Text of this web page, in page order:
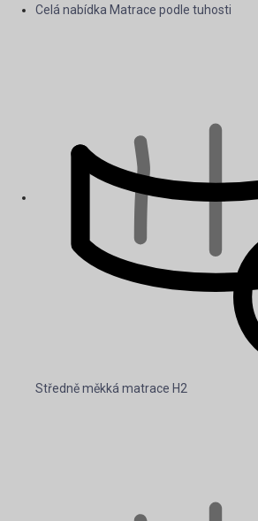
Celá nabídka Matrace podle tuhosti
Středně měkká matrace H2